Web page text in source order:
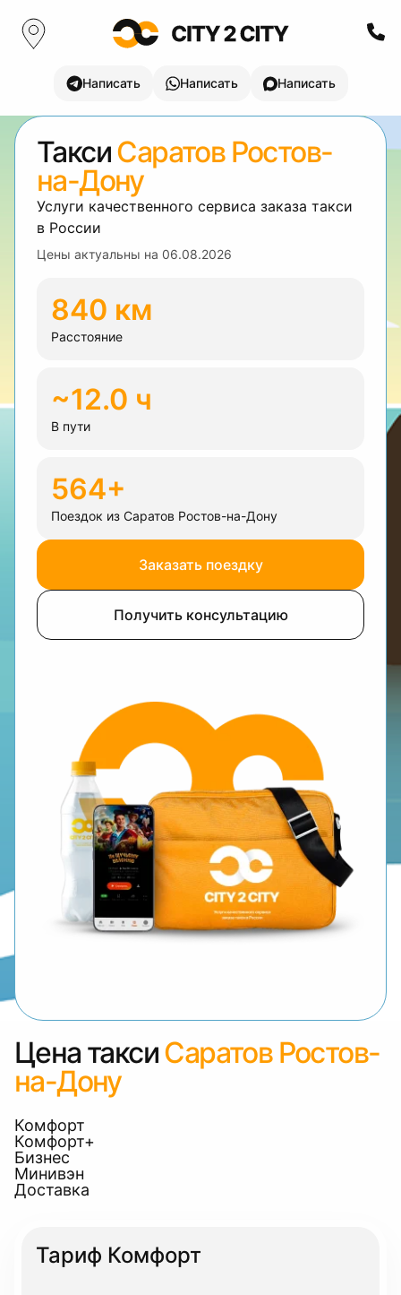
Написать Написать Написать
ТаксиСаратов Ростов-
на-Дону
Услуги качественного сервиса заказа такси
в России
Цены актуальны на 06.08.2026
840 км
Расстояние
~12.0 ч
В пути
564+
Поездок из Саратов Ростов-на-Дону
Заказать поездку
Получить консультацию
Цена таксиСаратов Ростов-
на-Дону
Комфорт
Комфорт+
Бизнес
Минивэн
Доставка
Тариф Комфорт